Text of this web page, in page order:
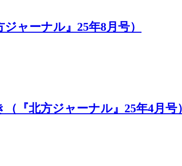
ャーナル』25年8月号）
『北方ジャーナル』25年4月号）